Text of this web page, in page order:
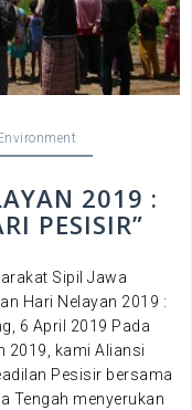
2019 :
PESISIR”
Sipil Jawa
Hari Nelayan 2019 :
6 April 2019 Pada
2019, kami Aliansi
Pesisir bersama
Tengah menyerukan